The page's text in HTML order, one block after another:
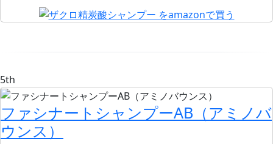
5th
ファシナートシャンプーAB（アミノバ
ウンス）